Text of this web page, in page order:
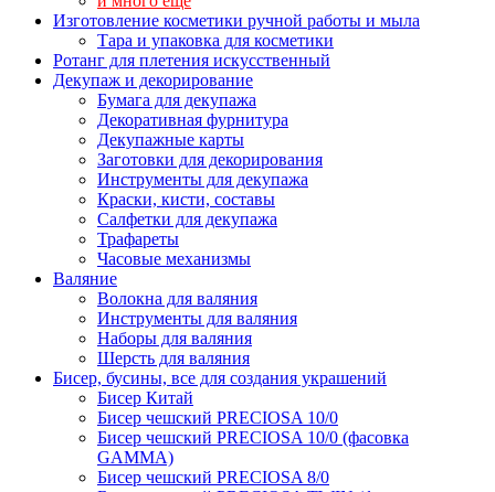
Изготовление косметики ручной работы и мыла
Тара и упаковка для косметики
Ротанг для плетения искусственный
Декупаж и декорирование
Бумага для декупажа
Декоративная фурнитура
Декупажные карты
Заготовки для декорирования
Инструменты для декупажа
Краски, кисти, составы
Салфетки для декупажа
Трафареты
Часовые механизмы
Валяние
Волокна для валяния
Инструменты для валяния
Наборы для валяния
Шерсть для валяния
Бисер, бусины, все для создания украшений
Бисер Китай
Бисер чешский PRECIOSA 10/0
Бисер чешский PRECIOSA 10/0 (фасовка
GAMMA)
Бисер чешский PRECIOSA 8/0